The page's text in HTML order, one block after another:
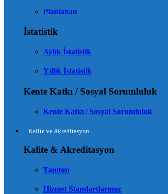
Planlanan
İstatistik
Aylık İstatistik
Yıllık İstatistik
Kente Katkı / Sosyal Sorumluluk
Kente Katkı / Sosyal Sorumluluk
Kalite ve Akreditasyon
Kalite & Akreditasyon
Tanıtım
Hizmet Standartlarımız